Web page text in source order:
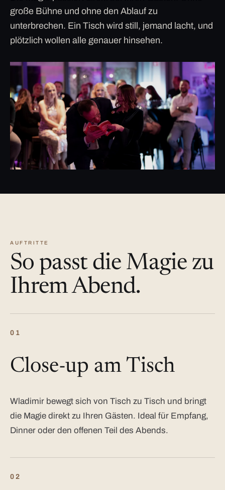
große Bühne und ohne den Ablauf zu
unterbrechen. Ein Tisch wird still, jemand lacht, und
plötzlich wollen alle genauer hinsehen.
AUFTRITTE
So passt die Magie zu
Ihrem Abend.
01
Close-up am Tisch
Wladimir bewegt sich von Tisch zu Tisch und bringt
die Magie direkt zu Ihren Gästen. Ideal für Empfang,
Dinner oder den offenen Teil des Abends.
02